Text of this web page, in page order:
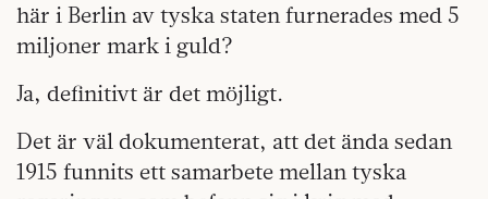
här i Berlin av tyska staten furnerades med 5
miljoner mark i guld?
Ja, definitivt är det möjligt.
Det är väl dokumenterat, att det ända sedan
1915 funnits ett samarbete mellan tyska